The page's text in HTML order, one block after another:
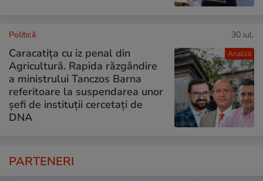
Analiză
Politică 30 iul.
Caracatița cu iz penal din
Agricultură. Rapida răzgândire
a ministrului Tanczos Barna
referitoare la suspendarea unor
șefi de instituții cercetați de
DNA
PARTENERI